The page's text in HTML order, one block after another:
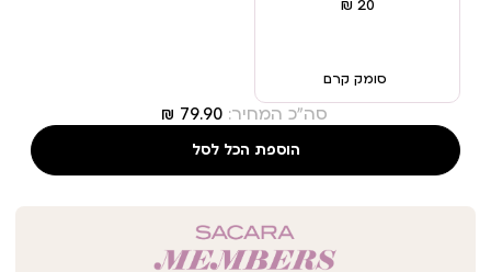
סומק קרם
סה"כ המחיר: ‏79.90 ₪
הוספת הכל לסל